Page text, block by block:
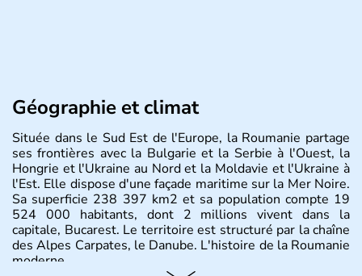
Géographie et climat
Située dans le Sud Est de l'Europe, la Roumanie partage
ses frontières avec la Bulgarie et la Serbie à l'Ouest, la
Hongrie et l'Ukraine au Nord et la Moldavie et l'Ukraine à
l'Est. Elle dispose d'une façade maritime sur la Mer Noire.
Sa superficie 238 397 km2 et sa population compte 19
524 000 habitants, dont 2 millions vivent dans la
capitale, Bucarest. Le territoire est structuré par la chaîne
des Alpes Carpates, le Danube. L'histoire de la Roumanie
moderne.